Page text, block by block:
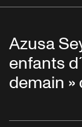
Azusa
enfants
demain »